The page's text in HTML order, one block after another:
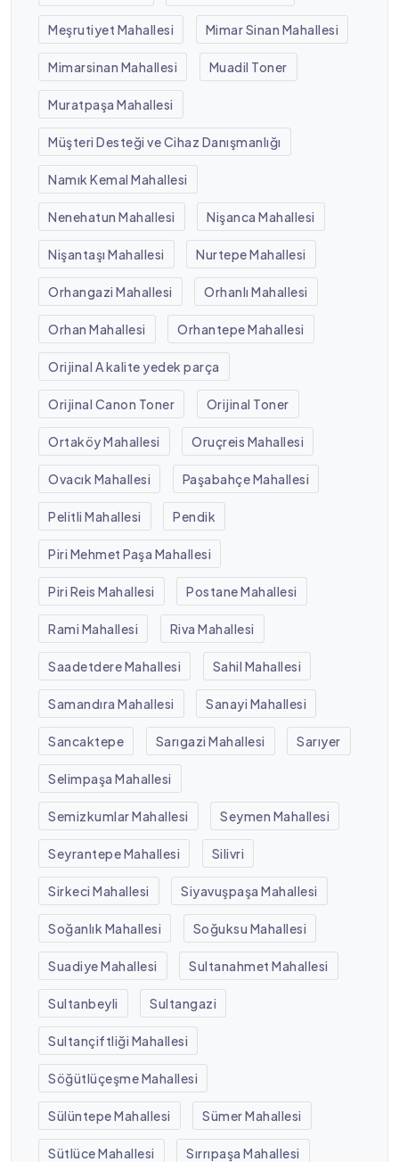
Meşrutiyet Mahallesi Mimar Sinan Mahallesi
Mimarsinan Mahallesi Muadil Toner
Muratpaşa Mahallesi
Müşteri Desteği ve Cihaz Danışmanlığı
Namık Kemal Mahallesi
Nenehatun Mahallesi Nişanca Mahallesi
Nişantaşı Mahallesi Nurtepe Mahallesi
Orhangazi Mahallesi Orhanlı Mahallesi
Orhan Mahallesi Orhantepe Mahallesi
Orijinal A kalite yedek parça
Orijinal Canon Toner Orijinal Toner
Ortaköy Mahallesi Oruçreis Mahallesi
Ovacık Mahallesi Paşabahçe Mahallesi
Pelitli Mahallesi Pendik
Piri Mehmet Paşa Mahallesi
Piri Reis Mahallesi Postane Mahallesi
Rami Mahallesi Riva Mahallesi
Saadetdere Mahallesi Sahil Mahallesi
Samandıra Mahallesi Sanayi Mahallesi
Sancaktepe Sarıgazi Mahallesi Sarıyer
Selimpaşa Mahallesi
Semizkumlar Mahallesi Seymen Mahallesi
Seyrantepe Mahallesi Silivri
Sirkeci Mahallesi Siyavuşpaşa Mahallesi
Soğanlık Mahallesi Soğuksu Mahallesi
Suadiye Mahallesi Sultanahmet Mahallesi
Sultanbeyli Sultangazi
Sultançiftliği Mahallesi
Söğütlüçeşme Mahallesi
Sülüntepe Mahallesi Sümer Mahallesi
Sütlüce Mahallesi Sırrıpaşa Mahallesi